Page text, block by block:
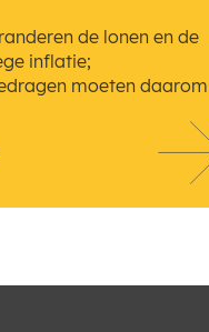
de lonen en de
inflatie;
moeten daarom